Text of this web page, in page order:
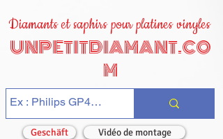
Diamants et saphirs pour platines vinyles
UNPETITDIAMANT.CO
M
Geschäft Vidéo de montage